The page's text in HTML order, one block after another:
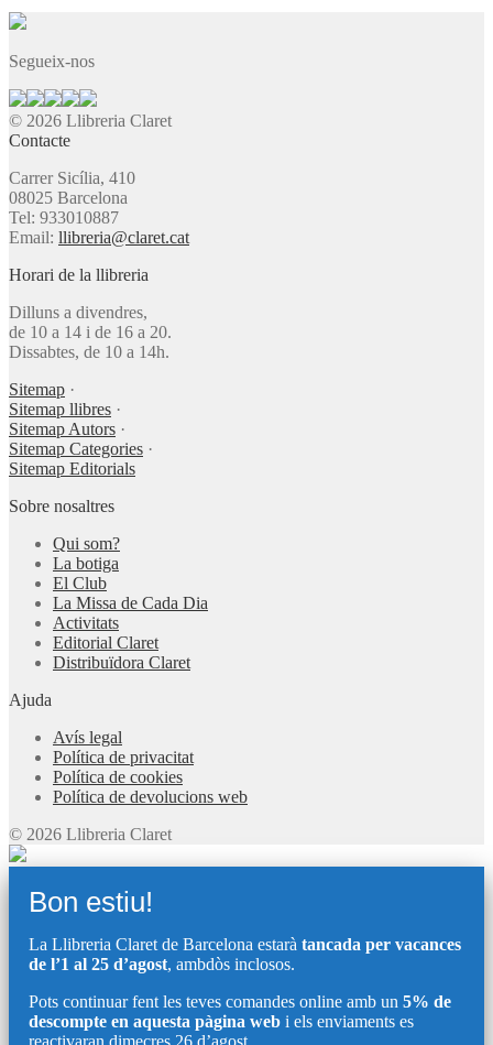
Segueix-nos
© 2026 Llibreria Claret
Contacte
Carrer Sicília, 410
08025 Barcelona
Tel: 933010887
Email: llibreria@claret.cat
Horari de la llibreria
Dilluns a divendres,
de 10 a 14 i de 16 a 20.
Dissabtes, de 10 a 14h.
Sitemap ·
Sitemap llibres ·
Sitemap Autors ·
Sitemap Categories ·
Sitemap Editorials
Sobre nosaltres
Qui som?
La botiga
El Club
La Missa de Cada Dia
Activitats
Editorial Claret
Distribuïdora Claret
Ajuda
Avís legal
Política de privacitat
Política de cookies
Política de devolucions web
© 2026 Llibreria Claret
Bon estiu!
La Llibreria Claret de Barcelona estarà tancada per vacances
de l’1 al 25 d’agost, ambdòs inclosos.
Pots continuar fent les teves comandes online amb un 5% de
descompte en aquesta pàgina web i els enviaments es
reactivaran dimecres 26 d’agost.